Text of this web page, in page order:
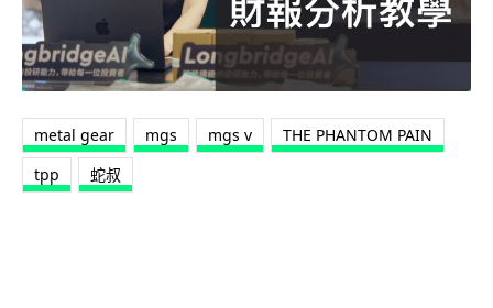
metal gear mgs mgs v
THE PHANTOM PAIN
tpp
蛇叔